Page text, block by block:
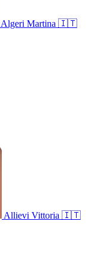
Algeri Martina 🇮🇹
Allievi Vittoria 🇮🇹